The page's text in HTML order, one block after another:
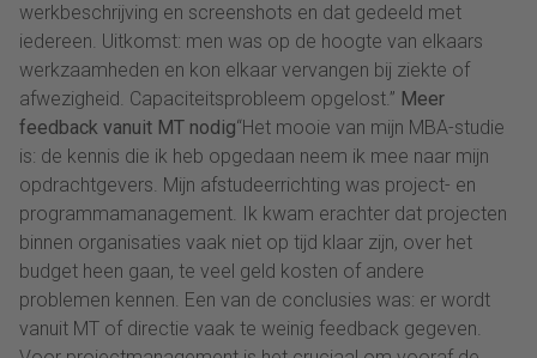
werkbeschrijving en screenshots en dat gedeeld met
iedereen. Uitkomst: men was op de hoogte van elkaars
werkzaamheden en kon elkaar vervangen bij ziekte of
afwezigheid. Capaciteitsprobleem opgelost.” Meer
feedback vanuit MT nodig“Het mooie van mijn MBA-studie
is: de kennis die ik heb opgedaan neem ik mee naar mijn
opdrachtgevers. Mijn afstudeerrichting was project- en
programmamanagement. Ik kwam erachter dat projecten
binnen organisaties vaak niet op tijd klaar zijn, over het
budget heen gaan, te veel geld kosten of andere
problemen kennen. Een van de conclusies was: er wordt
vanuit MT of directie vaak te weinig feedback gegeven.